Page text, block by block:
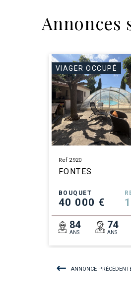
Annonces
VIAGER OCCUPÉ
Ref 2920
FONTES
BOUQUET
40 000 €
84
ANS
74
ANS
ANNONCE